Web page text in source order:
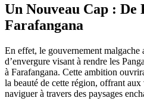
Un Nouveau Cap : De
Farafangana
En effet, le gouvernement malgache
d’envergure visant à rendre les
à Farafangana. Cette ambition
la beauté de cette région, offrant
naviguer à travers des paysages